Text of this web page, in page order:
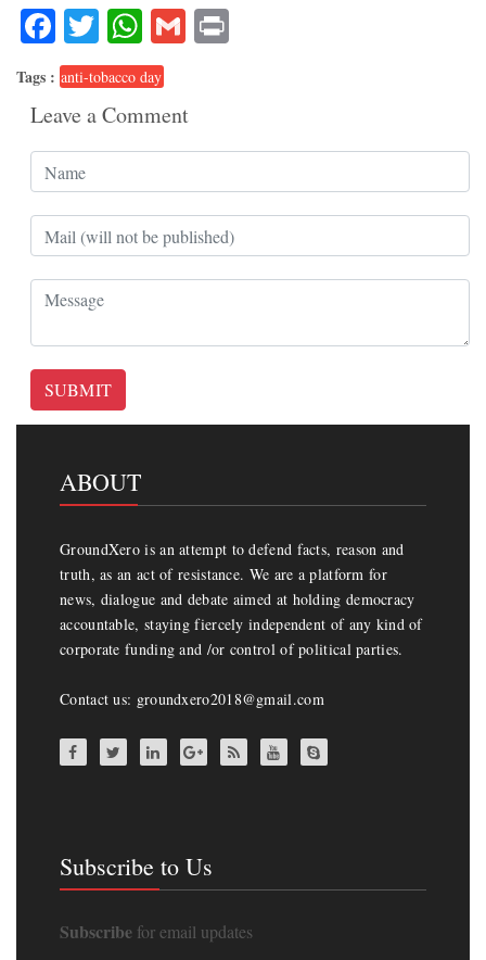
Facebook
TwitterWhatsApp
Gmail
Tags : anti-tobacco day
Leave a Comment
SUBMIT
ABOUT
GroundXero is an attempt to defend facts, reason and
truth, as an act of resistance. We are a platform for
news, dialogue and debate aimed at holding democracy
accountable, staying fiercely independent of any kind of
corporate funding and /or control of political parties.
Contact us: groundxero2018@gmail.com
Subscribe to Us
Subscribe for email updates